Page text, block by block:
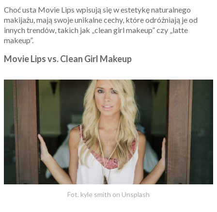
Choć usta Movie Lips wpisują się w estetykę naturalnego
makijażu, mają swoje unikalne cechy, które odróżniają je od
innych trendów, takich jak „clean girl makeup” czy „latte
makeup”.
Movie Lips vs. Clean Girl Makeup
Fot. kyle smith on Unsplash